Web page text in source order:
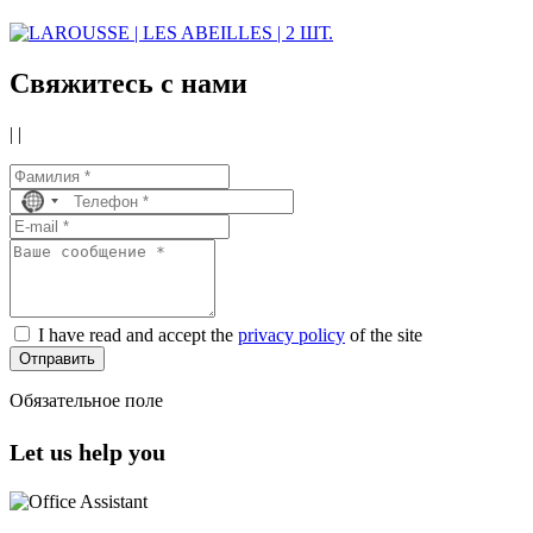
Свяжитесь с нами
| |
No
country
selected
I have read and accept the privacy policy of the site
Отправить
Обязательное поле
Let us help you